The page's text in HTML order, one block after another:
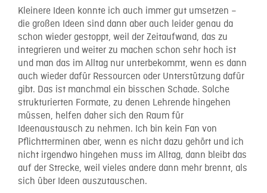
Kleinere Ideen konnte ich auch immer gut umsetzen –
die großen Ideen sind dann aber auch leider genau da
schon wieder gestoppt, weil der Zeitaufwand, das zu
integrieren und weiter zu machen schon sehr hoch ist
und man das im Alltag nur unterbekommt, wenn es dann
auch wieder dafür Ressourcen oder Unterstützung dafür
gibt. Das ist manchmal ein bisschen Schade. Solche
strukturierten Formate, zu denen Lehrende hingehen
müssen, helfen daher sich den Raum für
Ideenaustausch zu nehmen. Ich bin kein Fan von
Pflichtterminen aber, wenn es nicht dazu gehört und ich
nicht irgendwo hingehen muss im Alltag, dann bleibt das
auf der Strecke, weil vieles andere dann mehr brennt, als
sich über Ideen auszutauschen.